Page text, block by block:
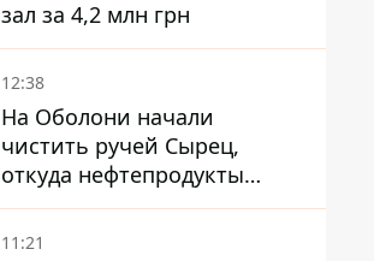
зал за 4,2 млн грн
12:38
На Оболони начали
чистить ручей Сырец,
откуда нефтепродукты
попадали в озера
11:21